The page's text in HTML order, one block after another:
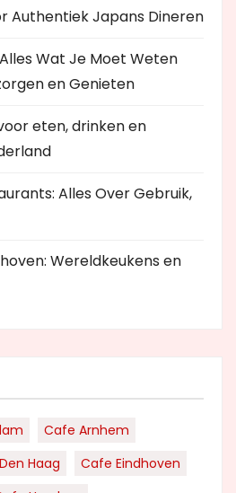
Authentiek Japans Dineren
Wat Je Moet Weten
en Genieten
eten, drinken en
Alles Over Gebruik,
Wereldkeukens en
Cafe Arnhem
Haag
Cafe Eindhoven